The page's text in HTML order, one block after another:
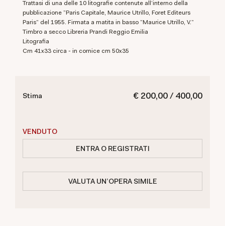
Trattasi di una delle 10 litografie contenute all'interno della
pubblicazione "Paris Capitale, Maurice Utrillo, Foret Editeurs
Paris" del 1955. Firmata a matita in basso "Maurice Utrillo, V."
Timbro a secco Libreria Prandi Reggio Emilia
Litografia
cm 41x33 circa - in cornice cm 50x35
€ 200,00 / 400,00
Stima
VENDUTO
ENTRA O REGISTRATI
VALUTA UN'OPERA SIMILE